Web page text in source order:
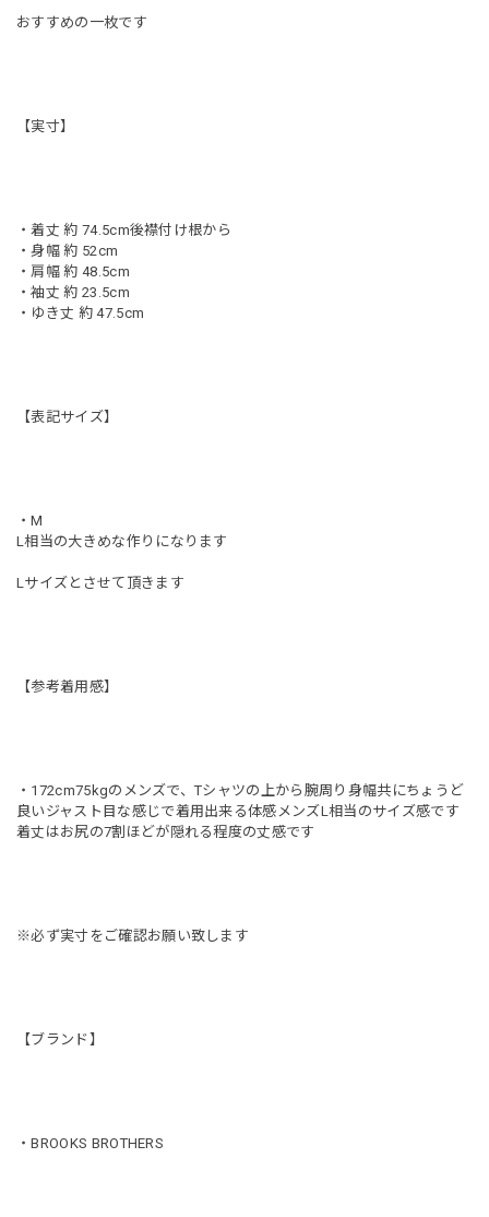
おすすめの一枚です
【実寸】
・着丈 約 74.5cm後襟付け根から
・身幅 約 52cm
・肩幅 約 48.5cm
・袖丈 約 23.5cm
・ゆき丈 約 47.5cm
【表記サイズ】
・M
L相当の大きめな作りになります
Lサイズとさせて頂きます
【参考着用感】
・172cm75kgのメンズで、Tシャツの上から腕周り身幅共にちょうど
良いジャスト目な感じで着用出来る体感メンズL相当のサイズ感です
着丈はお尻の7割ほどが隠れる程度の丈感です
※必ず実寸をご確認お願い致します
【ブランド】
・BROOKS BROTHERS